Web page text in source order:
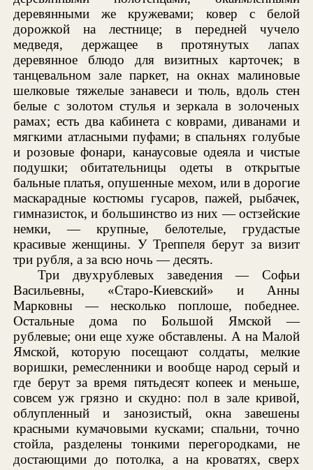
деревянными же кружевами; ковер с белой
дорожкой на лестнице; в передней чучело
медведя, держащее в протянутых лапах
деревянное блюдо для визитных карточек; в
танцевальном зале паркет, на окнах малиновые
шелковые тяжелые занавеси и тюль, вдоль стен
белые с золотом стулья и зеркала в золоченых
рамах; есть два кабинета с коврами, диванами и
мягкими атласными пуфами; в спальнях голубые
и розовые фонари, канаусовые одеяла и чистые
подушки; обитательницы одеты в открытые
бальные платья, опушенные мехом, или в дорогие
маскарадные костюмы гусаров, пажей, рыбачек,
гимназисток, и большинство из них — остзейские
немки, — крупные, белотелые, грудастые
красивые женщины. У Треппеля берут за визит
три рубля, а за всю ночь — десять.
Три двухрублевых заведения — Софьи
Васильевны, «Старо-Киевский» и Анны
Марковны — несколько поплоше, победнее.
Остальные дома по Большой Ямской —
рублевые; они еще хуже обставлены. А на Малой
Ямской, которую посещают солдаты, мелкие
воришки, ремесленники и вообще народ серый и
где берут за время пятьдесят копеек и меньше,
совсем уж грязно и скудно: пол в зале кривой,
облупленный и занозистый, окна завешены
красными кумачовыми кусками; спальни, точно
стойла, разделены тонкими перегородками, не
достающими до потолка, а на кроватях, сверх